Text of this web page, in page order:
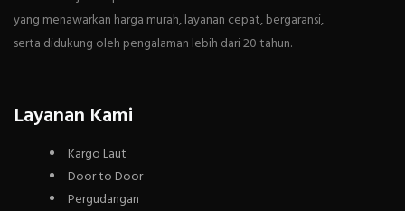
yang menawarkan harga murah, layanan cepat, bergaransi,
serta didukung oleh pengalaman lebih dari 20 tahun.
Layanan Kami
Kargo Laut
Door to Door
Pergudangan